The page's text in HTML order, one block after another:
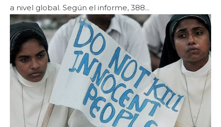
a nivel global. Según el informe, 388...